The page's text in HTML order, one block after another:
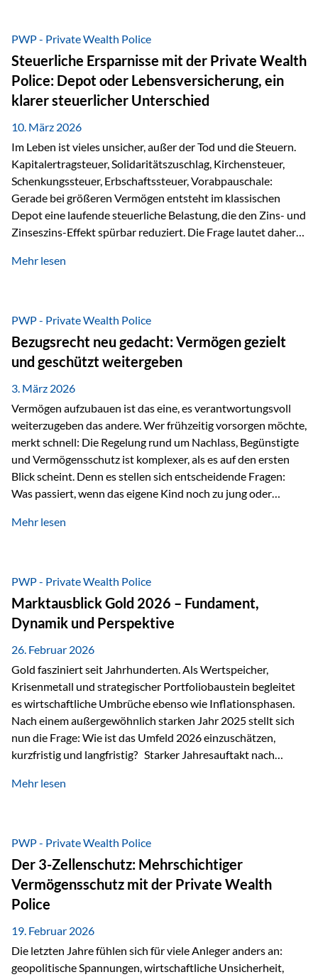
Stunden pro Jahr für vertrieblich tätige Personen in der
Versicherungsbranche. Über die Weiterbildungsdatenbank
von „gut beraten“ können absolvierte Bildungsmaßnahmen
zentral erfasst und dokumentiert werden. „gut beraten“
zertifiziert Als zertifizierter Bildungsanbieter können unsere
Webinare nun für die…
PWP - Private Wealth Police
Steuerliche Ersparnisse mit der Private Wealth
Police: Depot oder Lebensversicherung, ein
klarer steuerlicher Unterschied
10. März 2026
Im Leben ist vieles unsicher, außer der Tod und die Steuern.
Kapitalertragsteuer, Solidaritätszuschlag, Kirchensteuer,
Schenkungssteuer, Erbschaftssteuer, Vorabpauschale:
Gerade bei größeren Vermögen entsteht im klassischen
Depot eine laufende steuerliche Belastung, die den Zins- und
Zinseszins-Effekt spürbar reduziert. Die Frage lautet daher:
nicht laufend Kapital entziehen – sondern möglichst lange im
Privatdepot fallen an: Abgeltungssteuer Fondsbesteuerung
(Vorabpauschale, Teilfreistellung) Kein steuerlicher Abzug
der Vermögensverwaltungs-Gebühren /
Depotbankgebühren Jährliches Steuerreporting erforderlich
Zinsen, Dividenden und Kursgewinne werden laufend
besteuert.
Mehr lesen
PWP - Private Wealth Police
Bezugsrecht neu gedacht: Vermögen gezielt
und geschützt weitergeben
3. März 2026
Vermögen aufzubauen ist das eine, es verantwortungsvoll
weiterzugeben das andere. Wer frühzeitig vorsorgen möchte,
merkt schnell: Die Regelung rund um Nachlass, Begünstigte
und Vermögensschutz ist komplexer, als es auf den ersten
Blick scheint. Denn es stellen sich entscheidende Fragen:
Was passiert, wenn das eigene Kind noch zu jung oder
verwalten? Wie kann verhindert werden, dass Ex-Partner,
unbürokratisch übertragen, ohne ausschließlich auf ein
Testament angewiesen zu sein? Wenn klassische Lösungen
nicht ausreichen Traditionelle Nachlassregelungen stoßen
oft…
Mehr lesen
PWP - Private Wealth Police
Marktausblick Gold 2026 – Fundament,
Dynamik und Perspektive
26. Februar 2026
Gold fasziniert seit Jahrhunderten. Als Wertspeicher,
Krisenmetall und strategischer Portfoliobaustein begleitet
es wirtschaftliche Umbrüche ebenso wie Inflationsphasen.
Nach einem außergewöhnlich starken Jahr 2025 stellt sich
nun die Frage: Wie ist das Umfeld 2026 einzuschätzen,
kurzfristig und langfristig? Starker Jahresauftakt nach
Dynamik in das Jahr 2026 gestartet. Zwischen dem
Währungen: +11,5 % Bereits 2025 war ein außergewöhnlich
starkes Jahr: +64,4 % in USD Durchschnitt über alle
Währungen: +56,6 % Langfristig zeigt sich ebenfalls ein
solides…
Mehr lesen
PWP - Private Wealth Police
Der 3-Zellenschutz: Mehrschichtiger
Vermögensschutz mit der Private Wealth
Police
19. Februar 2026
Die letzten Jahre fühlen sich für viele Anleger anders an:
geopolitische Spannungen, wirtschaftliche Unsicherheit,